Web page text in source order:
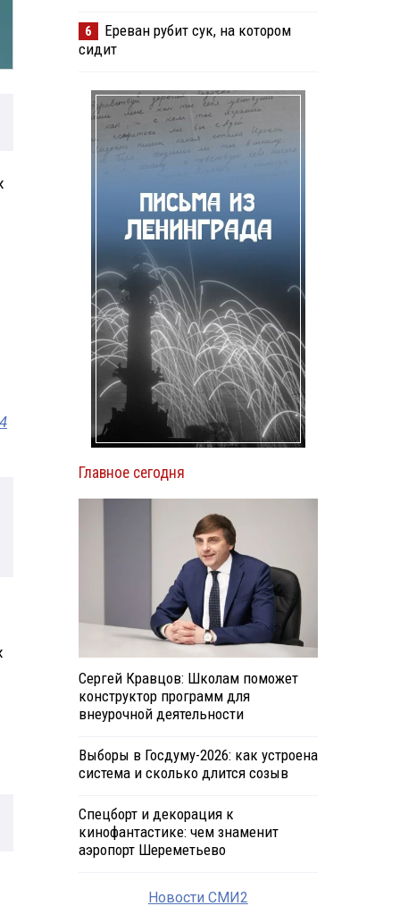
6
Ереван рубит сук, на котором
сидит
Главное сегодня
Сергей Кравцов: Школам поможет
конструктор программ для
внеурочной деятельности
Выборы в Госдуму-2026: как устроена
система и сколько длится созыв
Спецборт и декорация к
кинофантастике: чем знаменит
аэропорт Шереметьево
Новости СМИ2